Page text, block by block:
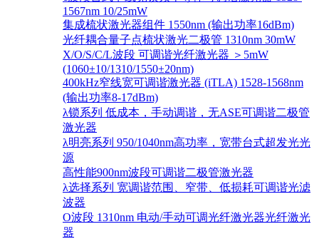
1567nm 10/25mW
集成梳状激光器组件 1550nm (输出功率16dBm)
光纤耦合量子点梳状激光二极管 1310nm 30mW
X/O/S/C/L波段 可调谐光纤激光器 ＞5mW
(1060±10/1310/1550±20nm)
400kHz窄线宽可调谐激光器 (iTLA) 1528-1568nm
(输出功率8-17dBm)
λ锁系列 低成本，手动调谐，无ASE可调谐二极管
激光器
λ明亮系列 950/1040nm高功率，宽带台式超发光光
源
高性能900nm波段可调谐二极管激光器
λ选择系列 宽调谐范围、窄带、低损耗可调谐光滤
波器
O波段 1310nm 电动/手动可调光纤激光器光纤激光
器